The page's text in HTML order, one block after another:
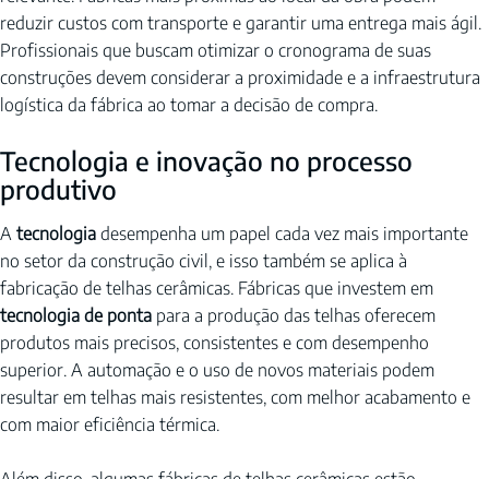
reduzir custos com transporte e garantir uma entrega mais ágil.
Profissionais que buscam otimizar o cronograma de suas
construções devem considerar a proximidade e a infraestrutura
logística da fábrica ao tomar a decisão de compra.
Tecnologia e inovação no processo
produtivo
A tecnologia desempenha um papel cada vez mais importante
no setor da construção civil, e isso também se aplica à
fabricação de telhas cerâmicas. Fábricas que investem em
tecnologia de ponta para a produção das telhas oferecem
produtos mais precisos, consistentes e com desempenho
superior. A automação e o uso de novos materiais podem
resultar em telhas mais resistentes, com melhor acabamento e
com maior eficiência térmica.